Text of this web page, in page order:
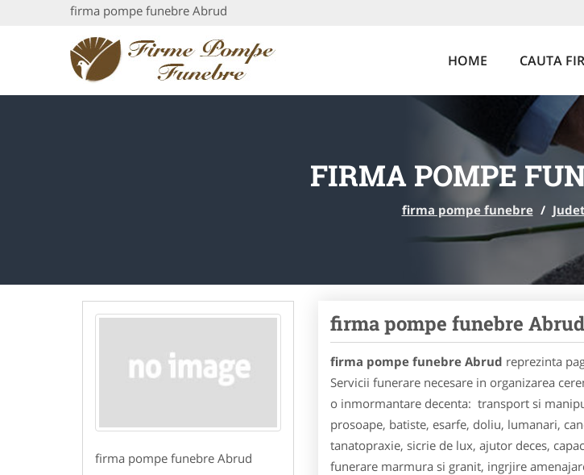
firma pompe funebre Abrud
HOME CAUTA
FIRMA POMPE
firma pompe funebre /
firma pompe funebre Abrud
firma pompe funebre Abrud
firma pompe funebre Abrud reprezinta
Servicii funerare necesare in organizarea
o inmormantare decenta: transport si
prosoape, batiste, esarfe, doliu, lumanari,
tanatopraxie, sicrie de lux, ajutor deces,
funerare marmura si granit, ingrjire